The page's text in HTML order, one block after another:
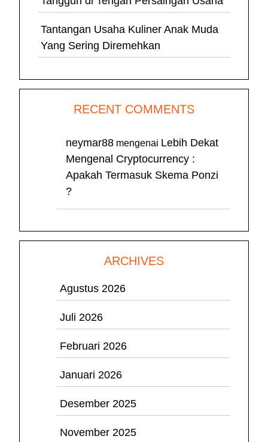
Tantangan Usaha Kuliner Anak Muda
Yang Sering Diremehkan
RECENT COMMENTS
neymar88 mengenai Lebih Dekat
Mengenal Cryptocurrency :
Apakah Termasuk Skema Ponzi
?
ARCHIVES
Agustus 2026
Juli 2026
Februari 2026
Januari 2026
Desember 2025
November 2025